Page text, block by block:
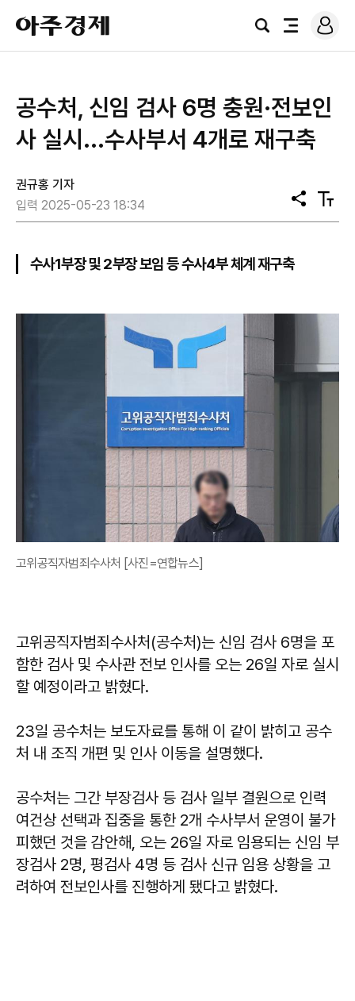
아
주
경
검
전
로
그
공수처, 신임 검사 6명 충원·전보인
사 실시...수사부서 4개로 재구축
권규홍 기자
입력 2025-05-23 18:34
공
유
텍
스
수사1부장 및 2부장 보임 등 수사4부 체계 재구축
고위공직자범죄수사처 [사진=연합뉴스]
고위공직자범죄수사처(공수처)는 신임 검사 6명을 포
함한 검사 및 수사관 전보 인사를 오는 26일 자로 실시
할 예정이라고 밝혔다.
23일 공수처는 보도자료를 통해 이 같이 밝히고 공수
처 내 조직 개편 및 인사 이동을 설명했다.
공수처는 그간 부장검사 등 검사 일부 결원으로 인력
여건상 선택과 집중을 통한 2개 수사부서 운영이 불가
피했던 것을 감안해, 오는 26일 자로 임용되는 신임 부
장검사 2명, 평검사 4명 등 검사 신규 임용 상황을 고
려하여 전보인사를 진행하게 됐다고 밝혔다.